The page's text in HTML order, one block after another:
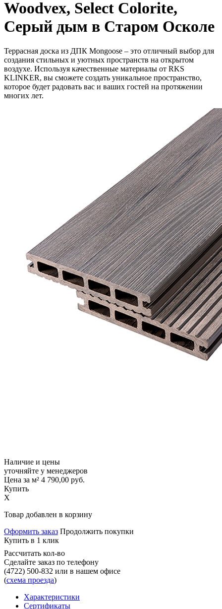
Woodvex, Select Colorite,
Серый дым в Старом Осколе
Террасная доска из ДПК Mongoose – это отличный выбор для
создания стильных и уютных пространств на открытом
воздухе. Используя качественные материалы от RKS
KLINKER, вы сможете создать уникальное пространство,
которое будет радовать вас и ваших гостей на протяжении
многих лет.
Наличие и цены
уточняйте у менеджеров
Цена за м² 4 790,00 руб.
Купить
X
Товар добавлен в корзину
Оформить заказ Продолжить покупки
Купить в 1 клик
Рассчитать кол-во
Сделайте заказ по телефону
(4722) 500-832 или в нашем офисе
(схема проезда)
Характеристики
Сертификаты